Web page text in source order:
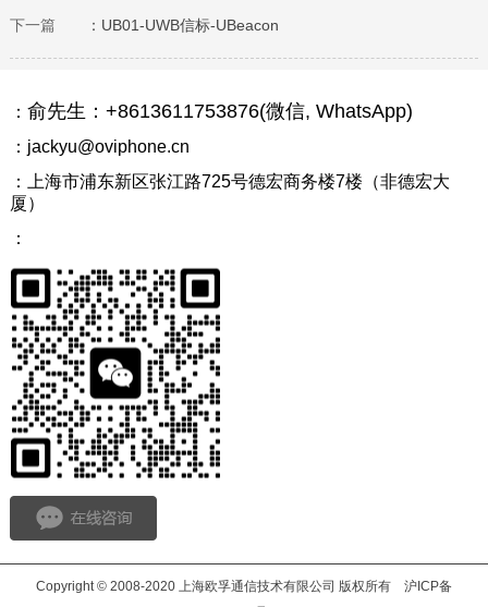
下一篇 ：UB01-UWB信标-UBeacon
： 俞先生：+8613611753876(微信, WhatsApp)
：jackyu@oviphone.cn
：上海市浦东新区张江路725号德宏商务楼7楼（非德宏大
厦）
：
Copyright © 2008-2020 上海欧孚通信技术有限公司 版权所有 沪ICP备